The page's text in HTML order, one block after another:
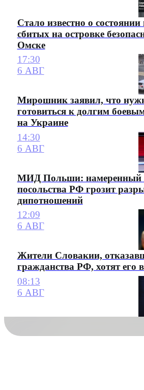
Стало известно о состоянии
сбитых на островке
Омске
17:30
6 АВГ
Мирошник заявил, что
готовиться к долгим
на Украине
14:30
6 АВГ
МИД Польши: намеренный
посольства РФ грозит
дипотношений
12:09
6 АВГ
Жители Словакии,
гражданства РФ, хотят его
08:13
6 АВГ